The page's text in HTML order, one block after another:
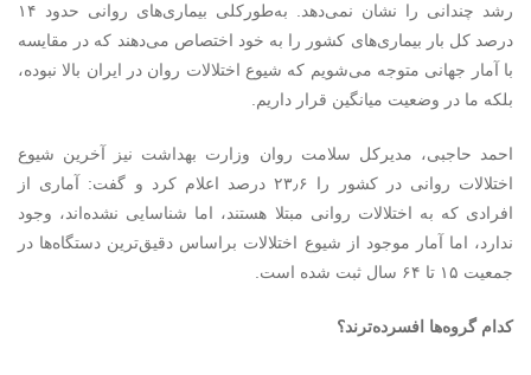
رشد چندانی را نشان نمی‌دهد. به‌طورکلی بیماری‌های روانی حدود ۱۴
درصد کل بار بیماری‌های کشور را به خود اختصاص می‌دهند که در مقایسه
با آمار جهانی متوجه می‌شویم که شیوع اختلالات روان در ایران بالا نبوده،
بلکه ما در وضعیت میانگین قرار داریم.
احمد حاجبی، مدیرکل سلامت روان وزارت بهداشت نیز آخرین شیوع
اختلالات روانی در کشور را ۲۳٫۶ درصد اعلام کرد و گفت: آماری از
افرادی که به اختلالات روانی مبتلا هستند، اما شناسایی نشده‌اند، وجود
ندارد، اما آمار موجود از شیوع اختلالات براساس دقیق‌ترین دستگاه‌ها در
جمعیت ۱۵ تا ۶۴ سال ثبت شده است.
کدام گروه‌ها افسرده‌ترند؟